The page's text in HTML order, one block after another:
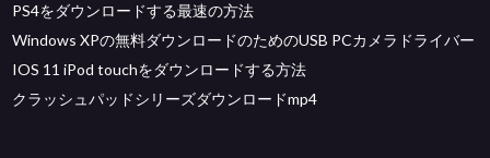
PS4をダウンロードする最速の方法
Windows XPの無料ダウンロードのためのUSB PCカメラドライバー
IOS 11 iPod touchをダウンロードする方法
クラッシュパッドシリーズダウンロードmp4